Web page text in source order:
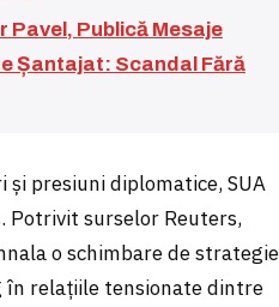
Pavel, Publică Mesaje
Șantajat: Scandal Fără
și presiuni diplomatice, SUA
Potrivit surselor Reuters,
o schimbare de strategie
în relațiile tensionate dintre